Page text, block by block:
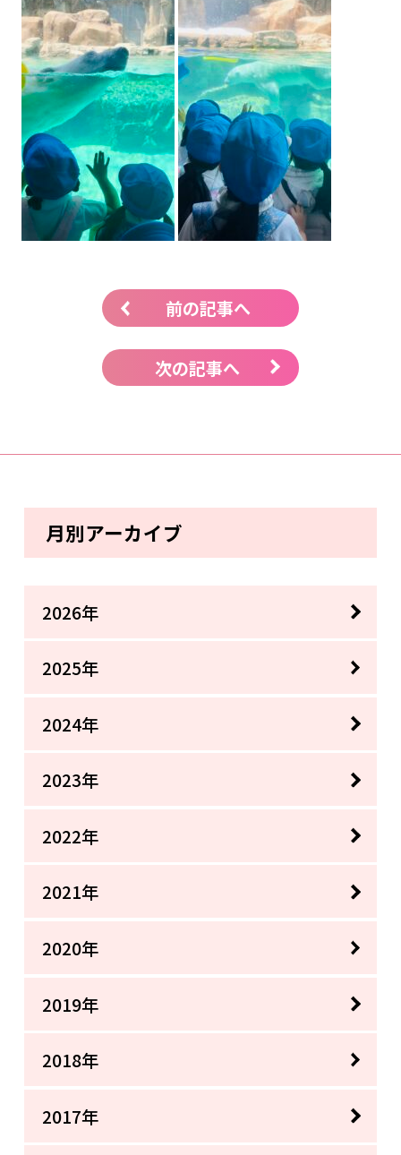
前の記事へ
次の記事へ
月別アーカイブ
2026年
2025年
2024年
2023年
2022年
2021年
2020年
2019年
2018年
2017年